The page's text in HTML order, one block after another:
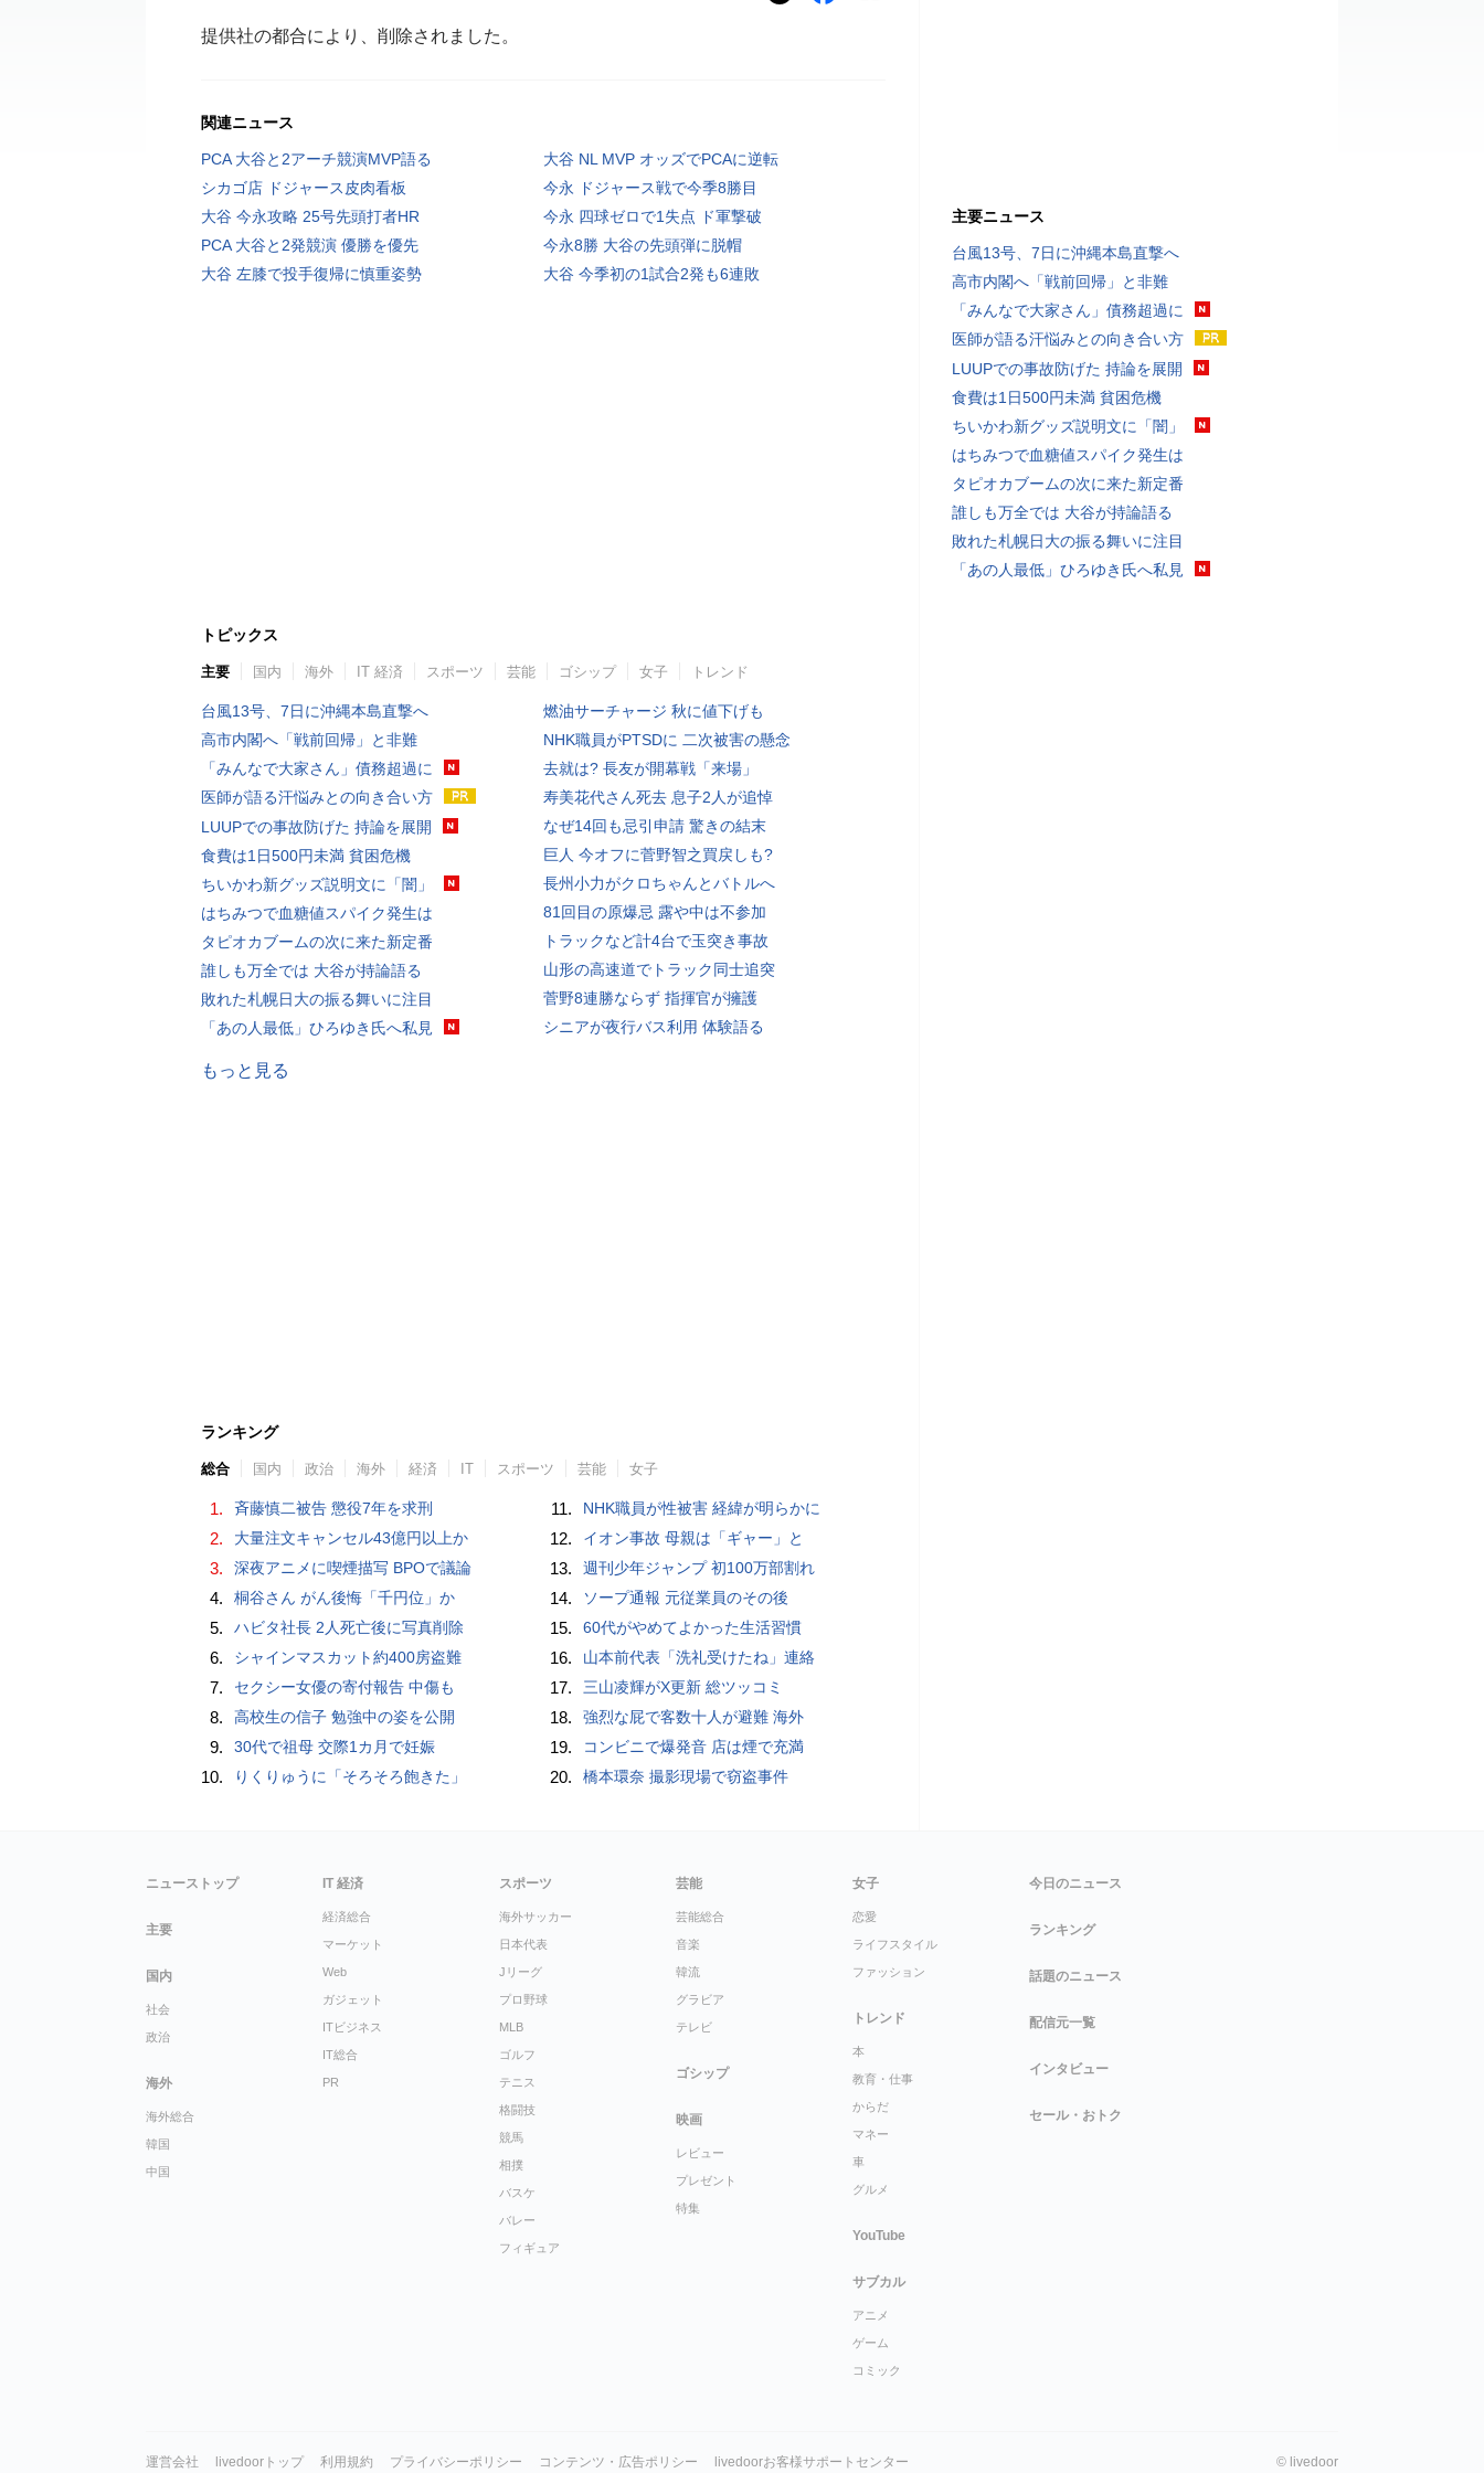
提供社の都合により、削除されました。
関連ニュース
PCA 大谷と2アーチ競演MVP語る
大谷 NL MVP オッズでPCAに逆転
シカゴ店 ドジャース皮肉看板
今永 ドジャース戦で今季8勝目
大谷 今永攻略 25号先頭打者HR
今永 四球ゼロで1失点 ド軍撃破
PCA 大谷と2発競演 優勝を優先
今永8勝 大谷の先頭弾に脱帽
大谷 左膝で投手復帰に慎重姿勢
大谷 今季初の1試合2発も6連敗
トピックス
主要 国内 海外 IT 経済 スポーツ 芸能 ゴシップ 女子 トレンド
台風13号、7日に沖縄本島直撃へ
高市内閣へ「戦前回帰」と非難
「みんなで大家さん」債務超過に
医師が語る汗悩みとの向き合い方
LUUPでの事故防げた 持論を展開
食費は1日500円未満 貧困危機
ちいかわ新グッズ説明文に「闇」
はちみつで血糖値スパイク発生は
タピオカブームの次に来た新定番
誰しも万全では 大谷が持論語る
敗れた札幌日大の振る舞いに注目
「あの人最低」ひろゆき氏へ私見
燃油サーチャージ 秋に値下げも
NHK職員がPTSDに 二次被害の懸念
去就は? 長友が開幕戦「来場」
寿美花代さん死去 息子2人が追悼
なぜ14回も忌引申請 驚きの結末
巨人 今オフに菅野智之買戻しも?
長州小力がクロちゃんとバトルへ
81回目の原爆忌 露や中は不参加
トラックなど計4台で玉突き事故
山形の高速道でトラック同士追突
菅野8連勝ならず 指揮官が擁護
シニアが夜行バス利用 体験語る
もっと見る
ランキング
総合 国内 政治 海外 経済 IT スポーツ 芸能 女子
1. 斉藤慎二被告 懲役7年を求刑
2. 大量注文キャンセル43億円以上か
3. 深夜アニメに喫煙描写 BPOで議論
4. 桐谷さん がん後悔「千円位」か
5. ハビタ社長 2人死亡後に写真削除
6. シャインマスカット約400房盗難
7. セクシー女優の寄付報告 中傷も
8. 高校生の信子 勉強中の姿を公開
9. 30代で祖母 交際1カ月で妊娠
10. りくりゅうに「そろそろ飽きた」
11. NHK職員が性被害 経緯が明らかに
12. イオン事故 母親は「ギャー」と
13. 週刊少年ジャンプ 初100万部割れ
14. ソープ通報 元従業員のその後
15. 60代がやめてよかった生活習慣
16. 山本前代表「洗礼受けたね」連絡
17. 三山凌輝がX更新 総ツッコミ
18. 強烈な屁で客数十人が避難 海外
19. コンビニで爆発音 店は煙で充満
20. 橋本環奈 撮影現場で窃盗事件
主要ニュース
台風13号、7日に沖縄本島直撃へ
高市内閣へ「戦前回帰」と非難
「みんなで大家さん」債務超過に
医師が語る汗悩みとの向き合い方
LUUPでの事故防げた 持論を展開
食費は1日500円未満 貧困危機
ちいかわ新グッズ説明文に「闇」
はちみつで血糖値スパイク発生は
タピオカブームの次に来た新定番
誰しも万全では 大谷が持論語る
敗れた札幌日大の振る舞いに注目
「あの人最低」ひろゆき氏へ私見
ニューストップ
主要
国内
社会
政治
海外
海外総合
韓国
中国
IT 経済
経済総合
マーケット
Web
ガジェット
ITビジネス
IT総合
PR
スポーツ
海外サッカー
日本代表
Jリーグ
プロ野球
MLB
ゴルフ
テニス
格闘技
競馬
相撲
バスケ
バレー
フィギュア
芸能
芸能総合
音楽
韓流
グラビア
テレビ
ゴシップ
映画
レビュー
プレゼント
特集
女子
恋愛
ライフスタイル
ファッション
トレンド
本
教育・仕事
からだ
マネー
車
グルメ
YouTube
サブカル
アニメ
ゲーム
コミック
今日のニュース
ランキング
話題のニュース
配信元一覧
インタビュー
セール・おトク
運営会社 livedoorトップ 利用規約 プライバシーポリシー コンテンツ・広告ポリシー livedoorお客様サポートセンター © livedoor